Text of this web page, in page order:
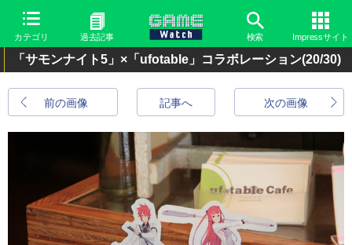
カテゴリ 過去記事 検索 Impressサイト
「サモンナイト5」×「ufotable」コラボレーション(20/30)
前の画像 次の画像
記事へ